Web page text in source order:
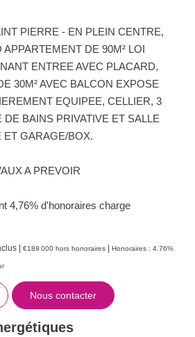
PIERRE - EN PLEIN CENTRE,
DE 90M² LOI
ENTREE AVEC PLACARD,
30M² AVEC BALCON EXPOSE
EQUIPEE, CELLIER, 3
BAINS PRIVATIVE ET SALLE
ET GARAGE/BOX.
A PREVOIR
4,76% d'honoraires charge
| €189 000 hors honoraires | Honoraires : 4.76%
Nous contacter